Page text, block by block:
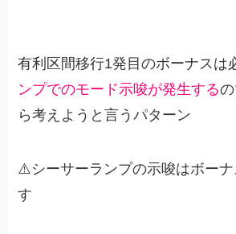
有利区間移行1発目のボーナスは
ンプでのモード示唆が発生する
ら考えようと言うパターン
⚠️シーサーランプの示唆はボーナ
す